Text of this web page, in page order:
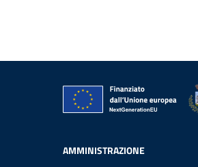
AMMINISTRAZIONE